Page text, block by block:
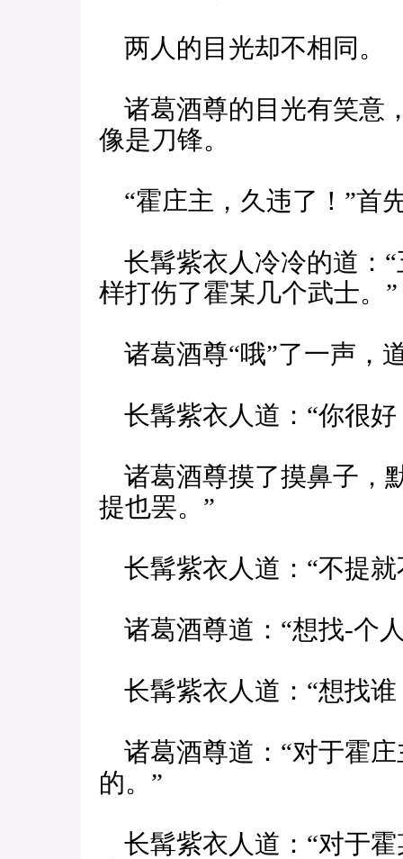
两人的目光却不相同。
诸葛酒尊的目光有笑意
像是刀锋。
“霍庄主，久违了！”首
长髯紫衣人冷冷的道：
样打伤了霍某几个武士。”
诸葛酒尊“哦”了一声，
长髯紫衣人道：“你很好
诸葛酒尊摸了摸鼻子，
提也罢。”
长髯紫衣人道：“不提就
诸葛酒尊道：“想找-个
长髯紫衣人道：“想找谁
诸葛酒尊道：“对于霍
的。”
长髯紫衣人道：“对于